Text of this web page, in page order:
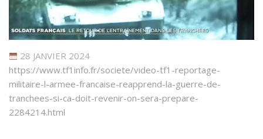
28 JANVIER 2024
https://www.tf1info.fr/societe/video-tf1-reportage-
militaire-l-armee-francaise-reapprend-la-guerre-de-
tranchees-si-ca-doit-revenir-on-sera-prepare-
2284214.html